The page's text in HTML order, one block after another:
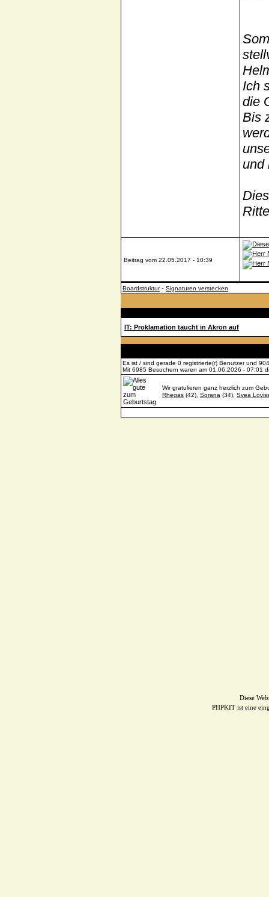
Ich
die
Bis
und
Beitrag vom 22.05.2017 - 10:39
Boardstruktur- Signaturen verstecken
IT: Proklamation taucht in Akron auf
Es ist / sind gerade 0 registrierte(r) Benutzer und
Mit 6985 Besuchern waren am 01.06.2026 - 07:01
Wir gratulieren ganz herzlich zum
Rhegas (42), Sorana (34), Svea
Diese
PHPKIT ist eine